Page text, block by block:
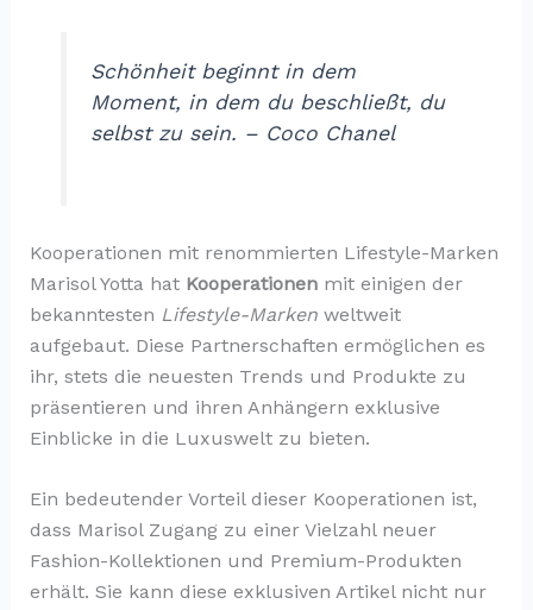
Schönheit beginnt in dem
Moment, in dem du beschließt, du
selbst zu sein. – Coco Chanel
Kooperationen mit renommierten Lifestyle-Marken
Marisol Yotta hat Kooperationenmit einigen der
bekanntesten Lifestyle-Markenweltweit
aufgebaut. Diese Partnerschaften ermöglichen es
ihr, stets die neuesten Trends und Produkte zu
präsentieren und ihren Anhängern exklusive
Einblicke in die Luxuswelt zu bieten.
Ein bedeutender Vorteil dieser Kooperationen ist,
dass Marisol Zugang zu einer Vielzahl neuer
Fashion-Kollektionen und Premium-Produkten
erhält. Sie kann diese exklusiven Artikel nicht nur